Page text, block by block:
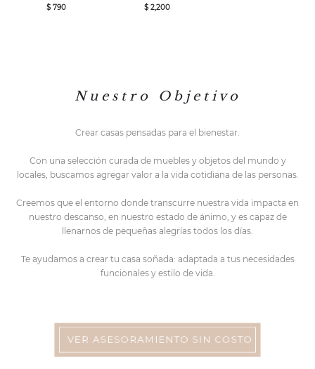
$ 790
$ 2,200
N u e s t r o O b j e t i v o
Crear casas pensadas para el bienestar.
Con una selección curada de muebles y objetos del mundo y
locales, buscamos agregar valor a la vida cotidiana de las personas.
Creemos que el entorno donde transcurre nuestra vida impacta en
nuestro descanso, en nuestro estado de ánimo, y es capaz de
llenarnos de pequeñas alegrías todos los días.
Te ayudamos a crear tu casa soñada: adaptada a tus necesidades
funcionales y estilo de vida.